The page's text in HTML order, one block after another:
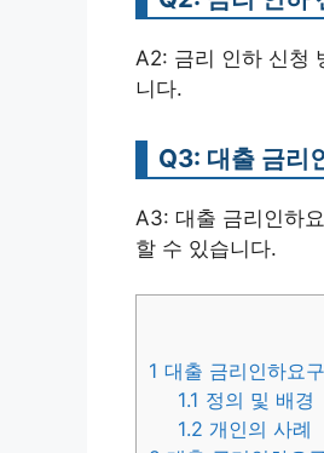
A2: 금리 인하 신청
니다.
Q3: 대출 금리
A3: 대출 금리인하
할 수 있습니다.
1 대출 금리인하요
1.1 정의 및 배경
1.2 개인의 사례